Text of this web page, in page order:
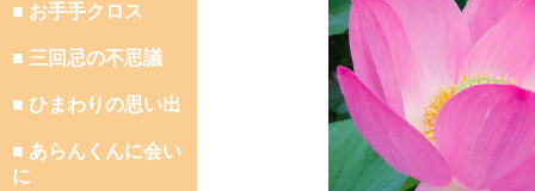
■ お手手クロス
■ 三回忌の不思議
■ ひまわりの思い出
■ あらんくんに会い
に